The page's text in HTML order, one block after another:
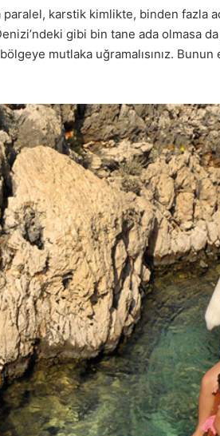
paralel, karstik kimlikte, binden fazla
gibi bin tane ada olmasa
mutlaka uğramalısınız.